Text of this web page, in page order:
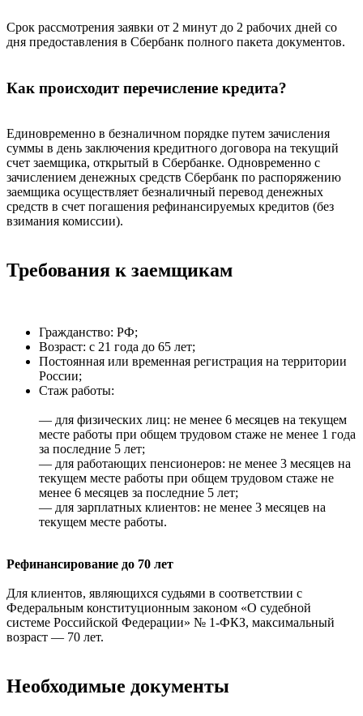
Срок рассмотрения заявки от 2 минут до 2 рабочих дней со
дня предоставления в Сбербанк полного пакета документов.
Как происходит перечисление кредита?
Единовременно в безналичном порядке путем зачисления
суммы в день заключения кредитного договора на текущий
счет заемщика, открытый в Сбербанке. Одновременно с
зачислением денежных средств Сбербанк по распоряжению
заемщика осуществляет безналичный перевод денежных
средств в счет погашения рефинансируемых кредитов (без
взимания комиссии).
Требования к заемщикам
Гражданство: РФ;
Возраст: с 21 года до 65 лет;
Постоянная или временная регистрация на территории
России;
Стаж работы:
— для физических лиц: не менее 6 месяцев на текущем
месте работы при общем трудовом стаже не менее 1 года
за последние 5 лет;
— для работающих пенсионеров: не менее 3 месяцев на
текущем месте работы при общем трудовом стаже не
менее 6 месяцев за последние 5 лет;
— для зарплатных клиентов: не менее 3 месяцев на
текущем месте работы.
Рефинансирование до 70 лет
Для клиентов, являющихся судьями в соответствии с
Федеральным конституционным законом «О судебной
системе Российской Федерации» № 1-ФКЗ, максимальный
возраст — 70 лет.
Необходимые документы